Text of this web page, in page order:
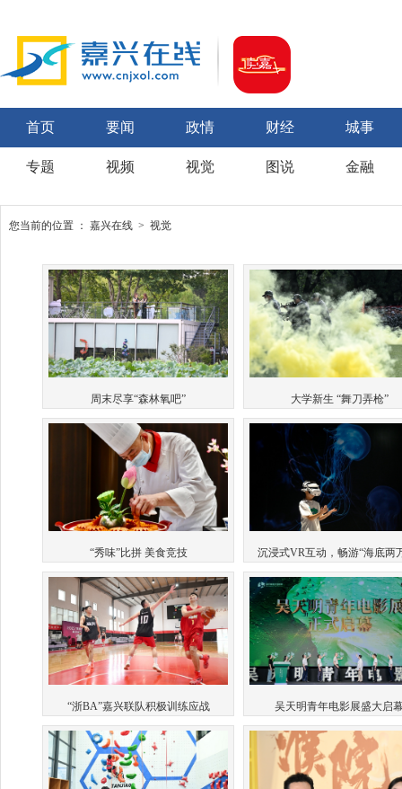
首页 要闻 政情 财经 城事
专题 视频 视觉 图说 金融
您当前的位置 ： 嘉兴在线 > 视觉
周末尽享“森林氧吧”
“秀味”比拼 美食竞技
“浙BA”嘉兴联队积极训练应战
大学新生 “舞刀弄枪”
沉浸式VR互动，畅游“海底两
吴天明青年电影展盛大启